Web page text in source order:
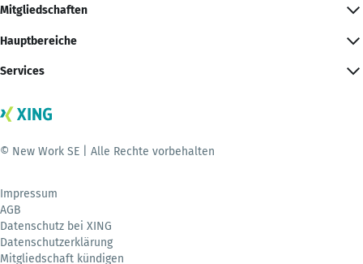
Mitgliedschaften
Hauptbereiche
Services
© New Work SE | Alle Rechte vorbehalten
Impressum
AGB
Datenschutz bei XING
Datenschutzerklärung
Mitgliedschaft kündigen